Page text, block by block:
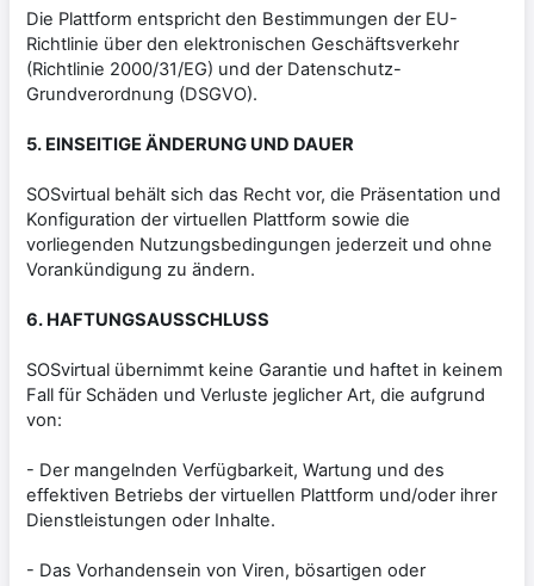
Die Plattform entspricht den Bestimmungen der EU-
Richtlinie über den elektronischen Geschäftsverkehr
(Richtlinie 2000/31/EG) und der Datenschutz-
Grundverordnung (DSGVO).
5. EINSEITIGE ÄNDERUNG UND DAUER
SOSvirtual behält sich das Recht vor, die Präsentation und
Konfiguration der virtuellen Plattform sowie die
vorliegenden Nutzungsbedingungen jederzeit und ohne
Vorankündigung zu ändern.
6. HAFTUNGSAUSSCHLUSS
SOSvirtual übernimmt keine Garantie und haftet in keinem
Fall für Schäden und Verluste jeglicher Art, die aufgrund
von:
- Der mangelnden Verfügbarkeit, Wartung und des
effektiven Betriebs der virtuellen Plattform und/oder ihrer
Dienstleistungen oder Inhalte.
- Das Vorhandensein von Viren, bösartigen oder